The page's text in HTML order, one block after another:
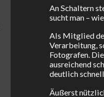
An Schaltern
sucht man –
Als Mitglied
Verarbeitung,
Fotografen.
ausreichend
deutlich
Äußerst